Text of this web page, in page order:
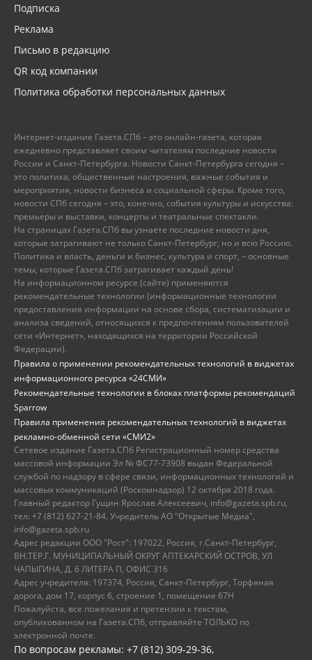
Подписка
Реклама
Письмо в редакцию
QR код компании
Политика обработки персональных данных
Интернет-издание Газета.СПб – это онлайн-газета, которая
ежедневно представляет своим читателям последние новости
России и Санкт-Петербурга. Новости Санкт-Петербурга сегодня –
это политика, общественные настроения, важные события и
мероприятия, новости бизнеса и социальной сферы. Кроме того,
новости СПб сегодня – это, конечно, события культуры и искусства:
премьеры и выставки, концерты и театральные спектакли.
На страницах Газета.СПб вы узнаете последние новости дня,
которые затрагивают не только Санкт-Петербург, но и всю Россию.
Политика и власть, деньги и бизнес, культура и спорт, – основные
темы, которые Газета.СПб затрагивает каждый день!
На информационном ресурсе (сайте) применяются
рекомендательные технологии (информационные технологии
предоставления информации на основе сбора, систематизации и
анализа сведений, относящихся к предпочтениям пользователей
сети «Интернет», находящихся на территории Российской
Федерации).
Правила о применении рекомендательных технологий в виджетах
информационного ресурса «24СМИ»
Рекомендательные технологии в блоках платформы рекомендаций
Sparrow
Правила применения рекомендательных технологий в виджетах
рекламно-обменной сети «СМИ2»
Сетевое издание Газета.СПб Регистрационный номер средства
массовой информации Эл № ФС77-73908 выдан Федеральной
службой по надзору в сфере связи, информационных технологий и
массовых коммуникаций (Роскомнадзор) 12 октября 2018 года.
Главный редактор Гущин Ярослав Алексеевич, info@gazeta.spb.ru,
тел: +7 (812) 627-21-84. Учредитель АО "Открытые Медиа",
info@gazeta.spb.ru
Адрес редакции ООО "Рост": 197022, Россия, г.Санкт-Петербург,
ВН.ТЕР.Г. МУНИЦИПАЛЬНЫЙ ОКРУГ АПТЕКАРСКИЙ ОСТРОВ, УЛ
ЧАПЫГИНА, Д. 6 ЛИТЕРА П, ОФИС 316
Адрес учредителя: 197374, Россия, Санкт-Петербург, Торфяная
дорога, дом 17, корпус 6, строение 1, помещение 67Н
Пожалуйста, все пожелания и претензии к текстам,
опубликованном на Газета.СПб, отправляйте ТОЛЬКО по
электронной почте.
По вопросам рекламы: +7 (812) 309-29-36,